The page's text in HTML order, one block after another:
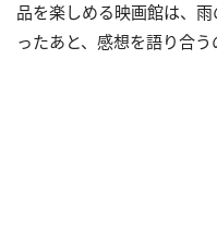
品を楽しめる映画館は、
ったあと、感想を語り合う